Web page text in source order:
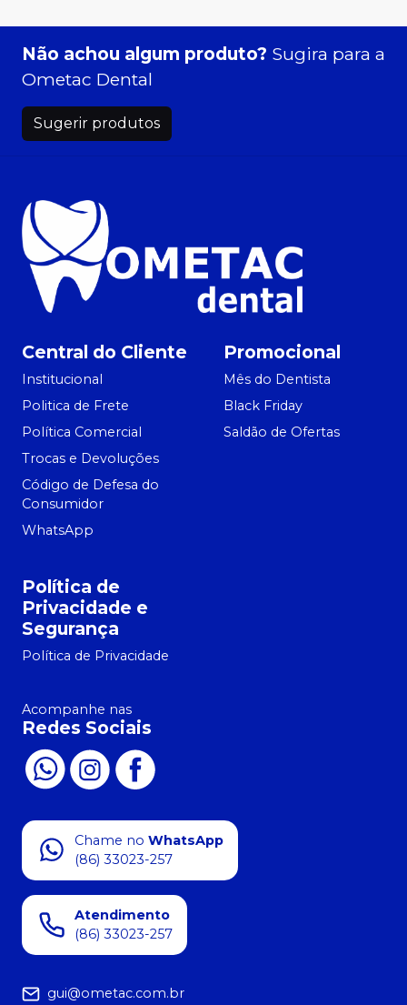
Não achou algum produto? Sugira para a
Ometac Dental
Sugerir produtos
Central do Cliente
Institucional
Politica de Frete
Política Comercial
Trocas e Devoluções
Código de Defesa do
Consumidor
WhatsApp
Promocional
Mês do Dentista
Black Friday
Saldão de Ofertas
Política de
Privacidade e
Segurança
Política de Privacidade
Acompanhe nas
Redes Sociais
Chame no WhatsApp
(86) 33023-257
Atendimento
(86) 33023-257
gui@ometac.com.br